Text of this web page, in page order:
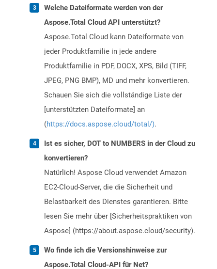
Welche Dateiformate werden von der
Aspose.Total Cloud API unterstützt?
Aspose.Total Cloud kann Dateiformate von
jeder Produktfamilie in jede andere
Produktfamilie in PDF, DOCX, XPS, Bild (TIFF,
JPEG, PNG BMP), MD und mehr konvertieren.
Schauen Sie sich die vollständige Liste der
[unterstützten Dateiformate] an
(https://docs.aspose.cloud/total/).
Ist es sicher, DOT to NUMBERS in der Cloud zu
konvertieren?
Natürlich! Aspose Cloud verwendet Amazon
EC2-Cloud-Server, die die Sicherheit und
Belastbarkeit des Dienstes garantieren. Bitte
lesen Sie mehr über [Sicherheitspraktiken von
Aspose] (https://about.aspose.cloud/security).
Wo finde ich die Versionshinweise zur
Aspose.Total Cloud-API für Net?